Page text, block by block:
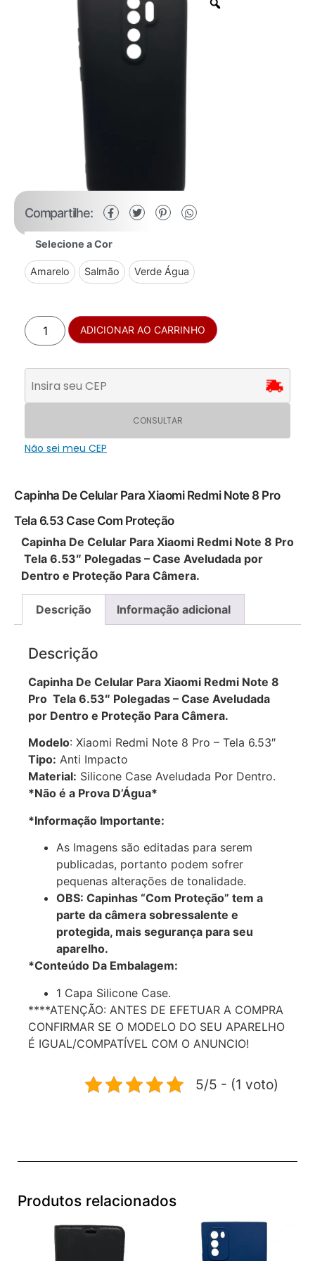
Capinha De Celular Para Xiaomi Redmi Note 8 Pro
Tela 6.53 Case Com Proteção
Capinha De Celular Para Xiaomi Redmi Note 8 Pro
Tela 6.53″ Polegadas – Case Aveludada por
Dentro e Proteção Para Câmera.
Descrição Informação adicional
Descrição
Capinha De Celular Para Xiaomi Redmi Note 8
Pro Tela 6.53″ Polegadas – Case Aveludada
por Dentro e Proteção Para Câmera.
Modelo: Xiaomi Redmi Note 8 Pro – Tela 6.53″
Tipo: Anti Impacto
Material: Silicone Case Aveludada Por Dentro.
*Não é a Prova D’Água*
*Informação Importante:
As Imagens são editadas para serem
publicadas, portanto podem sofrer
pequenas alterações de tonalidade.
OBS: Capinhas “Com Proteção” tem a
parte da câmera sobressalente e
protegida, mais segurança para seu
aparelho.
*Conteúdo Da Embalagem:
1 Capa Silicone Case.
****ATENÇÃO: ANTES DE EFETUAR A COMPRA
CONFIRMAR SE O MODELO DO SEU APARELHO
É IGUAL/COMPATÍVEL COM O ANUNCIO!
5/5 - (1 voto)
Compartilhe:
Selecione a Cor
Amarelo Salmão Verde Água
ADICIONAR AO CARRINHO
CONSULTAR
Não sei meu CEP
Produtos relacionados